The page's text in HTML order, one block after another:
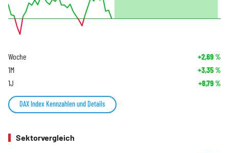
Woche +2,69%
1M +3,35%
1J +8,79%
DAX Index Kennzahlen und Details
Sektorvergleich